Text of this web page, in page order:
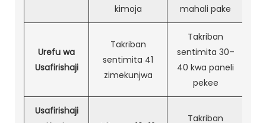
kimoja
mahali pake
Urefu wa
Usafirishaji
Takriban
sentimita 41
zimekunjwa
Takriban
sentimita 30–
40 kwa paneli
pekee
Usafirishaji
Takriban